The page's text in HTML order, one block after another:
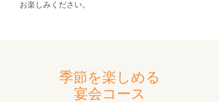
お楽しみください。
季節を楽しめる
宴会コース